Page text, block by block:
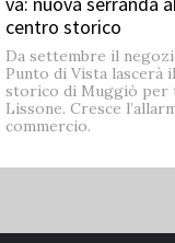
centro storico
Da settembre il
Punto di Vista lascerà
storico di Muggiò per
Lissone. Cresce
commercio.